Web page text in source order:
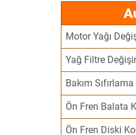
Motor Yağı
Yağ Filtre
Bakım
Ön Fren Balata
Ön Fren Diski